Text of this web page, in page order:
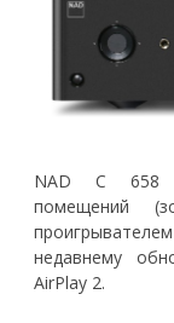
NAD C 658
помещений
недавнему
AirPlay 2.